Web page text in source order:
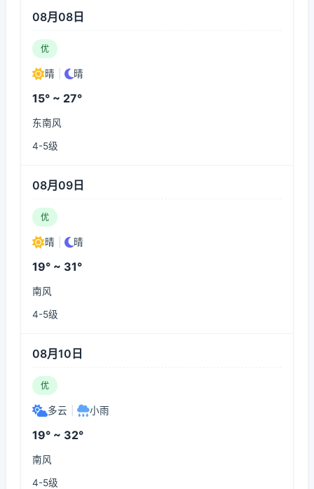
08月08日
优
晴 晴
15° ~ 27°
东南风
4-5级
08月09日
优
晴 晴
19° ~ 31°
南风
4-5级
08月10日
优
多云 小雨
19° ~ 32°
南风
4-5级